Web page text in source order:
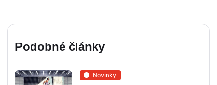
Podobné články
Novinky